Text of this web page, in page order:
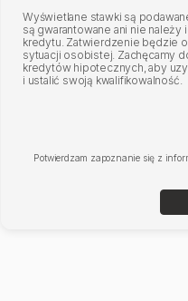
Wyświetlane stawki są
są gwarantowane ani nie
kredytu. Zatwierdzenie będzie
sytuacji osobistej. Zachęcamy
kredytów hipotecznych, aby
i ustalić swoją kwalifikowalność.
Potwierdzam zapoznanie się z